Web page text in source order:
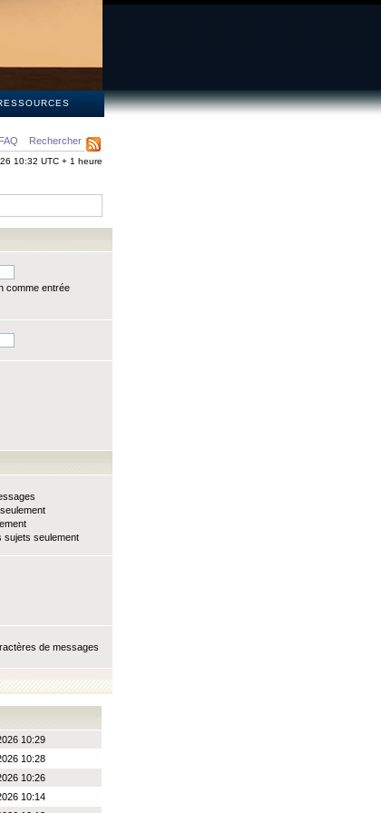
FAQ Rechercher
10:32 UTC + 1 heure
comme entrée
sujets seulement
de messages
10:29
10:28
10:26
10:14